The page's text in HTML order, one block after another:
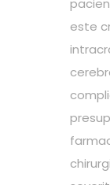
este